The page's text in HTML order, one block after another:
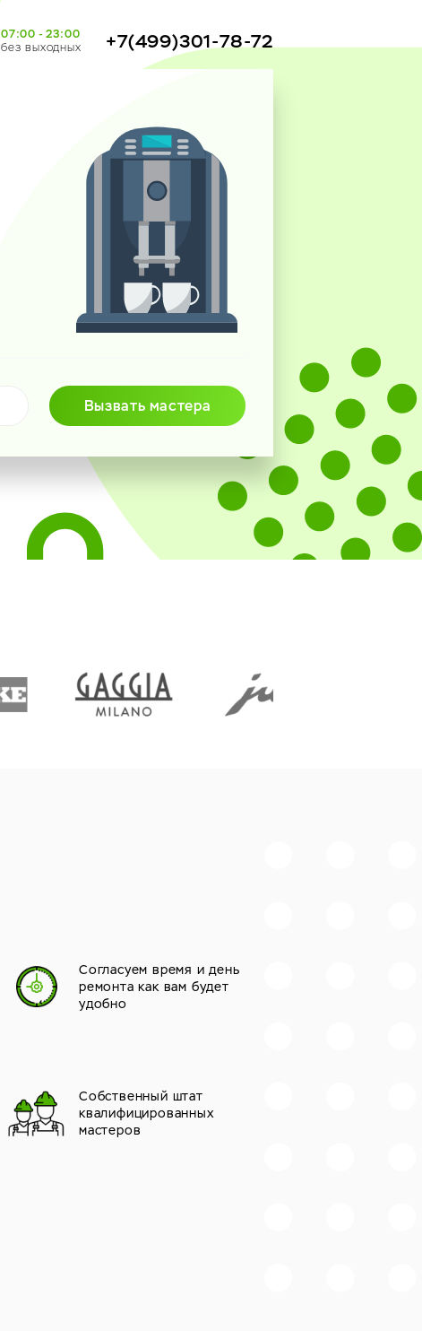
07:00 - 23:00
без выходных
+7(499)301-78-72
Вызвать мастера
Согласуем время и день
ремонта как вам будет
удобно
Собственный штат
квалифицированных
мастеров